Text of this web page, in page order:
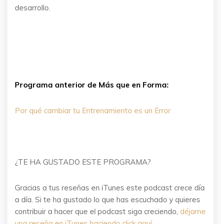
desarrollo.
Programa anterior de Más que en Forma:
Por qué cambiar tu Entrenamiento es un Error
¿TE HA GUSTADO ESTE PROGRAMA?
Gracias a tus reseñas en iTunes este podcast crece día
a día. Si te ha gustado lo que has escuchado y quieres
contribuir a hacer que el podcast siga creciendo, déjame